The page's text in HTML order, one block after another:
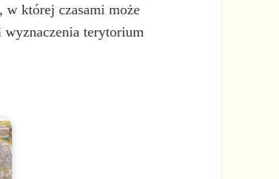
w której czasami może
terytorium